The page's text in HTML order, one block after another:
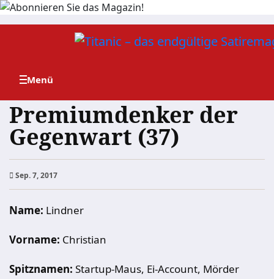
Zum
Premiumdenker der
Gegenwart (37)
Sep. 7, 2017
Name: Lindner
Vorname: Christian
Spitznamen: Startup-Maus, Ei-Account, Mörder